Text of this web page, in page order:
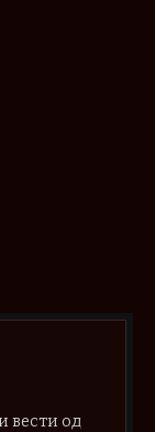
вести од